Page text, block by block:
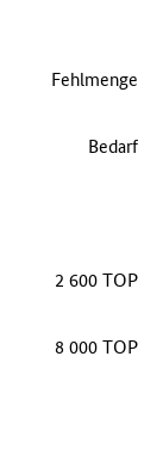
Fehlmenge
Bedarf
2 600 TOP
8 000 TOP